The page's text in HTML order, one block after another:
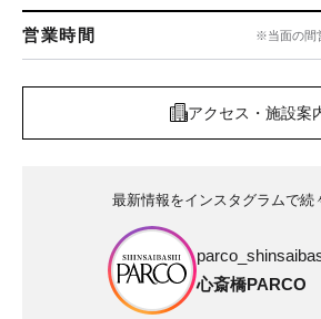
営業時間 ※当面の間
アクセス・施設案
最新情報をインスタグラムで続
心斎橋PARCO